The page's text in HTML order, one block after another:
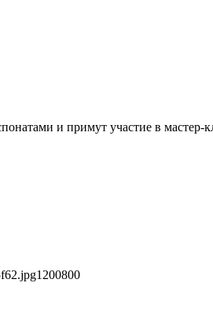
и примут участие в мастер-
1200800